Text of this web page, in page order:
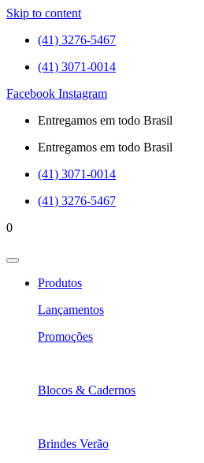
Skip to content
(41) 3276-5467
(41) 3071-0014
Facebook Instagram
Entregamos em todo Brasil
Entregamos em todo Brasil
(41) 3071-0014
(41) 3276-5467
0
Produtos
Lançamentos
Promoções
Blocos & Cadernos
Brindes Verão